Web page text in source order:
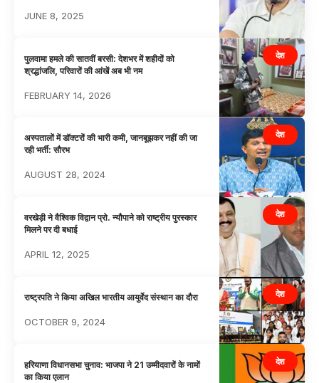
JUNE 8, 2025
देश
पुलवामा हमले की सातवीं बरसी: देशभर में शहीदों को
श्रद्धांजलि, परिवारों की आंखें अब भी नम
FEBRUARY 14, 2026
देश
अस्पतालों में डॉक्टरों की भारी कमी, जानबूझकर नहीं की जा
रही भर्ती: सौरभ
AUGUST 28, 2024
देश
वरखेड़ी ने वैश्विक विद्वान प्रो. न्यौपाने को राष्ट्रीय पुरस्कार
मिलने पर दी बधाई
APRIL 12, 2025
देश
राष्ट्रपति ने किया अखिल भारतीय आयुर्वेद संस्थान का दौरा
OCTOBER 9, 2024
देश
हरियाणा विधानसभा चुनाव: भाजपा ने 21 उम्मीदवारों के नामों
का किया एलान